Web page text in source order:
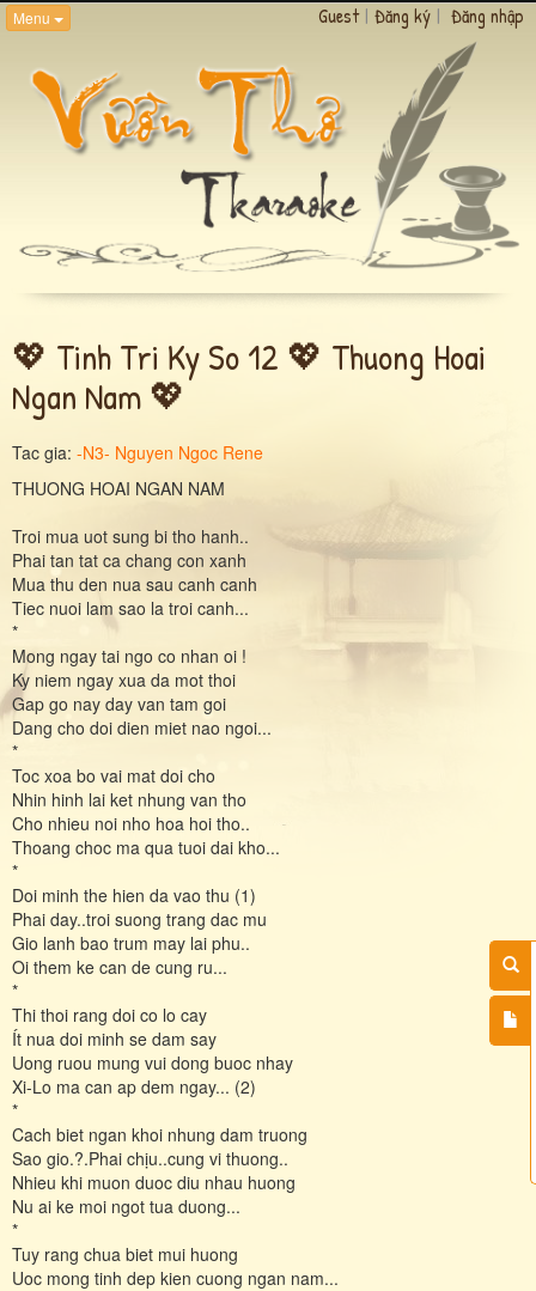
Menu Guest | Đăng ký | Đăng nhập
💖 Tinh Tri Ky So 12 💖 Thuong Hoai
Ngan Nam 💖
Tac gia: -N3- Nguyen Ngoc Rene
THUONG HOAI NGAN NAM
Troi mua uot sung bi tho hanh..
Phai tan tat ca chang con xanh
Mua thu den nua sau canh canh
Tiec nuoi lam sao la troi canh...
*
Mong ngay tai ngo co nhan oi !
Ky niem ngay xua da mot thoi
Gap go nay day van tam goi
Dang cho doi dien miet nao ngoi...
*
Toc xoa bo vai mat doi cho
Nhin hinh lai ket nhung van tho
Cho nhieu noi nho hoa hoi tho..
Thoang choc ma qua tuoi dai kho...
*
Doi minh the hien da vao thu (1)
Phai day..troi suong trang dac mu
Gio lanh bao trum may lai phu..
Oi them ke can de cung ru...
*
Thi thoi rang doi co lo cay
Ít nua doi minh se dam say
Uong ruou mung vui dong buoc nhay
Xi-Lo ma can ap dem ngay... (2)
*
Cach biet ngan khoi nhung dam truong
Sao gio.?.Phai chịu..cung vi thuong..
Nhieu khi muon duoc diu nhau huong
Nu ai ke moi ngot tua duong...
*
Tuy rang chua biet mui huong
Uoc mong tinh dep kien cuong ngan nam...